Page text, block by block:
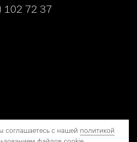
102 72 37
соглашаетесь с нашей политикой